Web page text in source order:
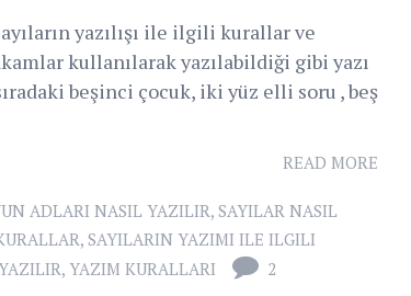
yazılışı ile ilgili kurallar ve
kullanılarak yazılabildiği gibi yazı
beşinci çocuk, iki yüz elli soru , beş
READ MORE
ADLARI NASIL YAZILIR, SAYILAR NASIL
, SAYILARIN YAZIMI ILE ILGILI
, YAZIM KURALLARI
2